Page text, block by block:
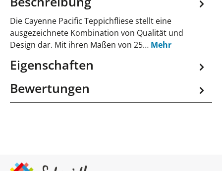
Die Cayenne Pacific Teppichfliese stellt eine
ausgezeichnete Kombination von Qualität und
Design dar. Mit ihren Maßen von 25… Mehr
Eigenschaften
Bewertungen